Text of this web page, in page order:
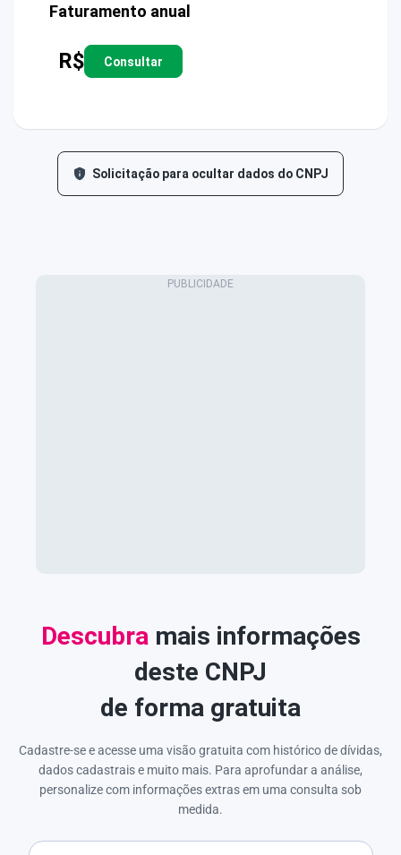
Faturamento anual
R$ Consultar
Solicitação para ocultar dados do CNPJ
Descubramais informações
deste CNPJ
de forma gratuita
Cadastre-se e acesse uma visão gratuita com histórico de dívidas,
dados cadastrais e muito mais. Para aprofundar a análise,
personalize com informações extras em uma consulta sob
medida.